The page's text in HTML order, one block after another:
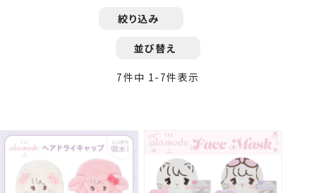
絞り込み
並び替え
7件中 1 - 7件表示